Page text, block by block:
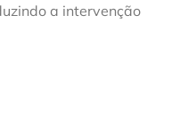
a intervenção